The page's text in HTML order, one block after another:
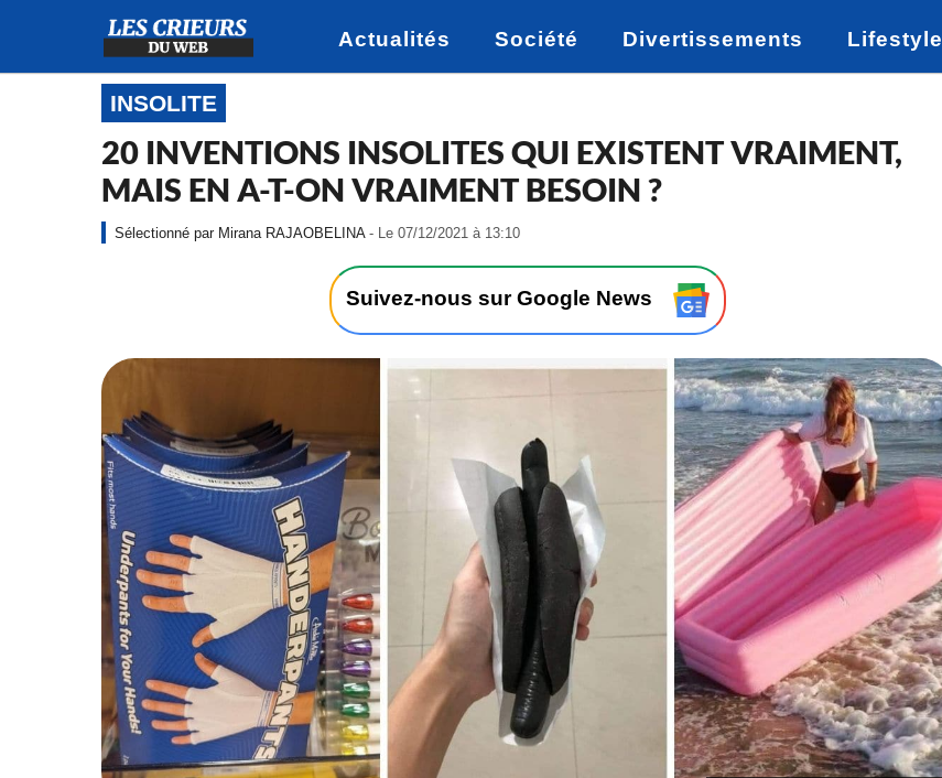
Actualités Société Divertissements Lifestyle
INSOLITE
20 INVENTIONS INSOLITES QUI EXISTENT VRAIMENT,
MAIS EN A-T-ON VRAIMENT BESOIN ?
Mirana RAJAOBELINA - Le 07/12/2021 à 13:10
0
/
0
1
à
1
3
Suivez-nous sur Google News